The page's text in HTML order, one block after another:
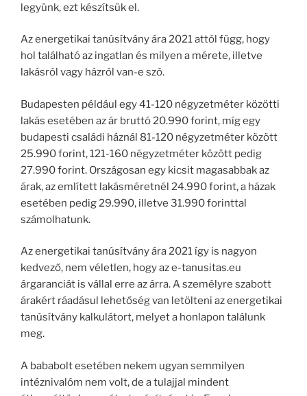
legyünk, ezt készítsük el.
Az energetikai tanúsítvány ára 2021 attól függ, hogy
hol található az ingatlan és milyen a mérete, illetve
lakásról vagy házról van-e szó.
Budapesten például egy 41-120 négyzetméter közötti
lakás esetében az ár bruttó 20.990 forint, míg egy
budapesti családi háznál 81-120 négyzetméter között
25.990 forint, 121-160 négyzetméter között pedig
27.990 forint. Országosan egy kicsit magasabbak az
árak, az említett lakásméretnél 24.990 forint, a házak
esetében pedig 29.990, illetve 31.990 forinttal
számolhatunk.
Az energetikai tanúsítvány ára 2021 így is nagyon
kedvező, nem véletlen, hogy az e-tanusitas.eu
árgaranciát is vállal erre az árra. A személyre szabott
árakért ráadásul lehetőség van letölteni az energetikai
tanúsítvány kalkulátort, melyet a honlapon találunk
meg.
A bababolt esetében nekem ugyan semmilyen
intéznivalóm nem volt, de a tulajjal mindent